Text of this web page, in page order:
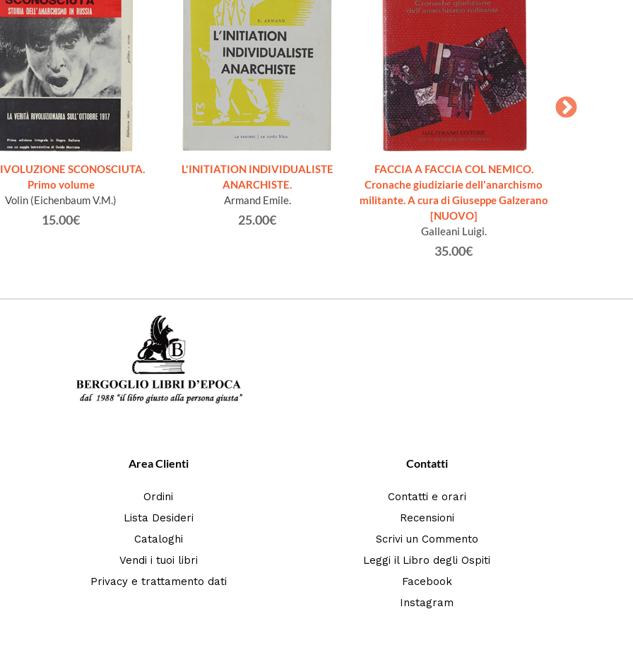
SCONOSCIUTA.
Primo volume
Volin (Eichenbaum V.M.)
15.00€
L'INITIATION INDIVIDUALISTE
ANARCHISTE.
Armand Emile.
25.00€
FACCIA A FACCIA COL NEMICO.
Cronache giudiziarie dell'anarchismo
militante. A cura di Giuseppe Galzerano
[NUOVO]
Galleani Luigi.
35.00€
Area Clienti
Ordini
Lista Desideri
Cataloghi
Vendi i tuoi libri
Privacy e trattamento dati
Contatti
Contatti e orari
Recensioni
Scrivi un Commento
Leggi il Libro degli Ospiti
Facebook
Instagram